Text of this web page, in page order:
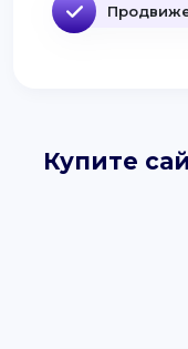
Купите